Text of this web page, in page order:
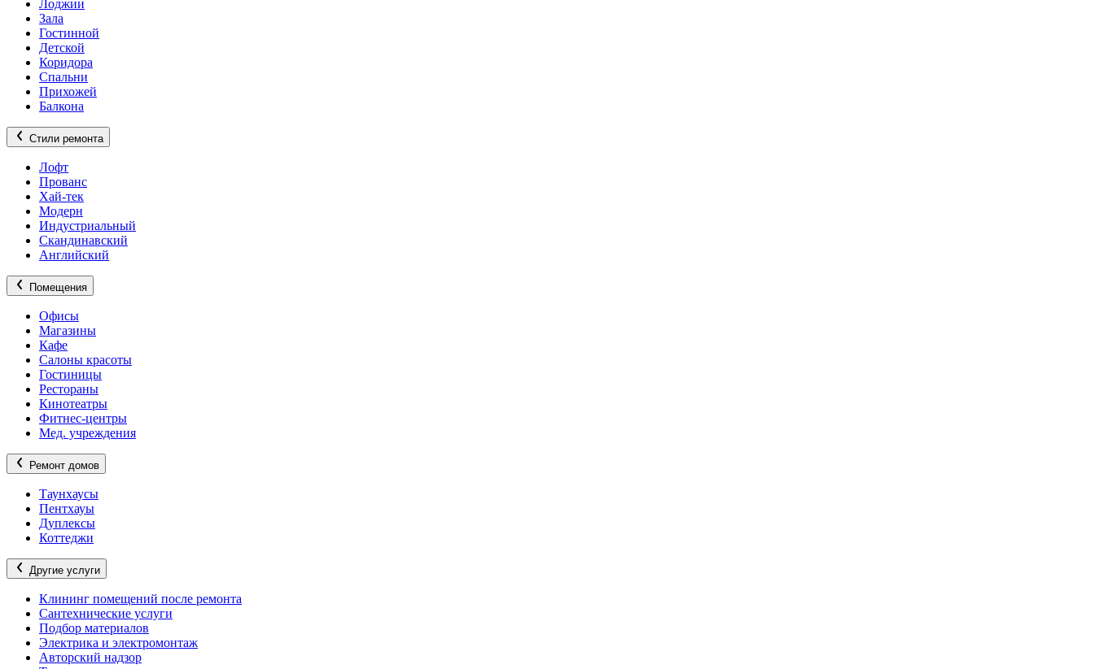
Лоджии
Зала
Гостинной
Детской
Коридора
Спальни
Прихожей
Балкона
Стили ремонта
Лофт
Прованс
Хай-тек
Модерн
Индустриальный
Скандинавский
Английский
Помещения
Офисы
Магазины
Кафе
Салоны красоты
Гостиницы
Рестораны
Кинотеатры
Фитнес-центры
Мед. учреждения
Ремонт домов
Таунхаусы
Пентхауы
Дуплексы
Коттеджи
Другие услуги
Клининг помещений после ремонта
Сантехнические услуги
Подбор материалов
Электрика и электромонтаж
Авторский надзор